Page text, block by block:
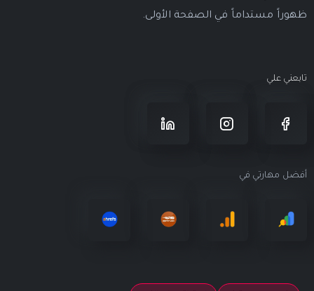
ظهوراً مستداماً في الصفحة الأولى.
تابعني علي
أفضل مهارتي في